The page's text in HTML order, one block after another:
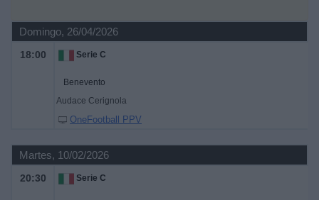
Domingo, 26/04/2026
18:00 Serie C
Benevento
Audace Cerignola
OneFootball PPV
Martes, 10/02/2026
20:30 Serie C